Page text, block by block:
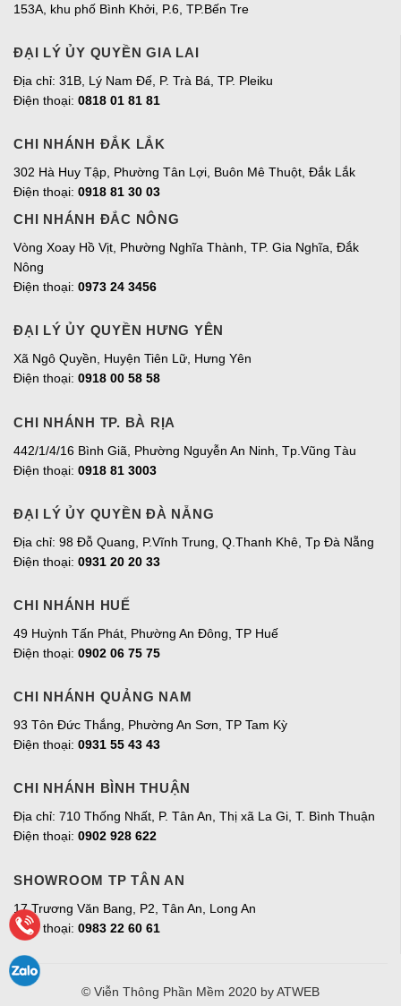
153A, khu phố Bình Khởi, P.6, TP.Bến Tre
ĐẠI LÝ ỦY QUYỀN GIA LAI
Địa chỉ: 31B, Lý Nam Đế, P. Trà Bá, TP. Pleiku
Điện thoại: 0818 01 81 81
CHI NHÁNH ĐẮK LẮK
302 Hà Huy Tập, Phường Tân Lợi, Buôn Mê Thuột, Đắk Lắk
Điện thoại: 0918 81 30 03
CHI NHÁNH ĐẮC NÔNG
Vòng Xoay Hồ Vịt, Phường Nghĩa Thành, TP. Gia Nghĩa, Đắk
Nông
Điện thoại: 0973 24 3456
ĐẠI LÝ ỦY QUYỀN HƯNG YÊN
Xã Ngô Quyền, Huyện Tiên Lữ, Hưng Yên
Điện thoại: 0918 00 58 58
CHI NHÁNH TP. BÀ RỊA
442/1/4/16 Bình Giã, Phường Nguyễn An Ninh, Tp.Vũng Tàu
Điện thoại: 0918 81 3003
ĐẠI LÝ ỦY QUYỀN ĐÀ NẴNG
Địa chỉ: 98 Đỗ Quang, P.Vĩnh Trung, Q.Thanh Khê, Tp Đà Nẵng
Điện thoại: 0931 20 20 33
CHI NHÁNH HUẾ
49 Huỳnh Tấn Phát, Phường An Đông, TP Huế
Điện thoại: 0902 06 75 75
CHI NHÁNH QUẢNG NAM
93 Tôn Đức Thắng, Phường An Sơn, TP Tam Kỳ
Điện thoại: 0931 55 43 43
CHI NHÁNH BÌNH THUẬN
Địa chỉ: 710 Thống Nhất, P. Tân An, Thị xã La Gi, T. Bình Thuận
Điện thoại: 0902 928 622
SHOWROOM TP TÂN AN
17 Trương Văn Bang, P2, Tân An, Long An
Điện thoại: 0983 22 60 61
© Viễn Thông Phần Mềm 2020 by ATWEB